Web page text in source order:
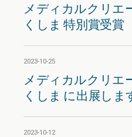
メディカルクリエ
くしま 特別賞受賞
2023-10-25
メディカルクリエ
くしま に出展しま
2023-10-12